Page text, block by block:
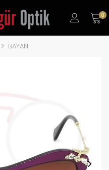
0
BAYAN